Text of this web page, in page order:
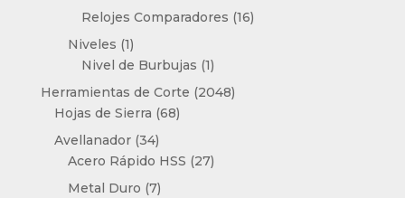
producto
Relojes Comparadores 1616
Niveles 11
producto
Nivel de Burbujas 11
producto
Herramientas de Corte 20482048
Hojas de Sierra 6868
Avellanador 3434
productos
Acero Rápido HSS 2727
Metal Duro 77